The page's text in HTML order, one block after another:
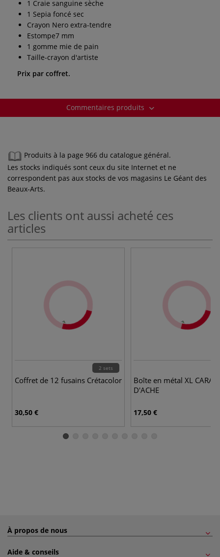
1 Craie sanguine sèche
1 Sepia foncé sec
Crayon Nero extra-tendre
Estompe7 mm
1 gomme mie de pain
Taille-crayon d'artiste
Prix par coffret.
Commentaires produits
Produits à la page 966 du catalogue général.
Les stocks indiqués sont ceux du site Internet et ne
correspondent pas aux stocks de vos magasins Le Géant des
Beaux-Arts.
Les clients ont aussi acheté ces
articles
2 sets
Coffret de 12 fusains Crétacolor
30,50 €
Boîte en métal XL CARAN
D'ACHE
17,50 €
À propos de nous
Aide & conseils